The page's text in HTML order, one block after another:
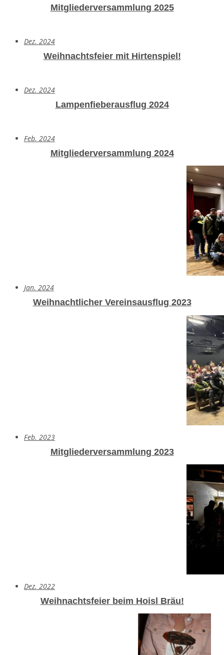
Mitgliederversammlung 2025
Dez. 2024
Weihnachtsfeier mit Hirtenspiel!
Dez. 2024
Lampenfieberausflug 2024
Feb. 2024
Mitgliederversammlung 2024
Jan. 2024
Weihnachtlicher Vereinsausflug 2023
Feb. 2023
Mitgliederversammlung 2023
Dez. 2022
Weihnachtsfeier beim Hoisl Bräu!